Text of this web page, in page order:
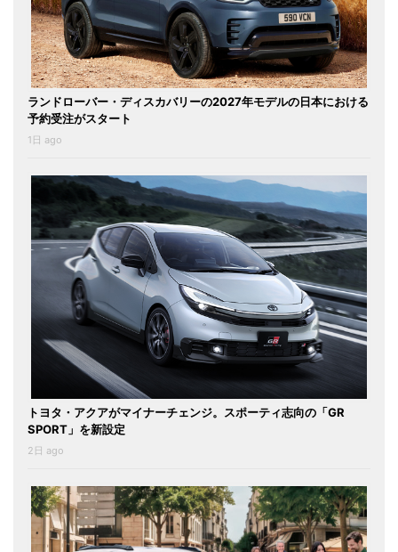
ランドローバー・ディスカバリーの2027年モデルの日本における
予約受注がスタート
1日 ago
トヨタ・アクアがマイナーチェンジ。スポーティ志向の「GR
SPORT」を新設定
2日 ago